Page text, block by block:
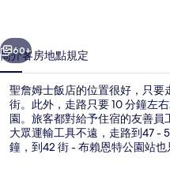
相
片
集
個 下一個
60+
簡介客房地點規定
聖詹姆士飯店的位置很好，只要
街。此外，走路只要 10 分鐘左
園。旅客都對給予住宿的友善
大眾運輸工具不遠，走路到47 -
鐘，到42 街 - 布賴恩特公園站也